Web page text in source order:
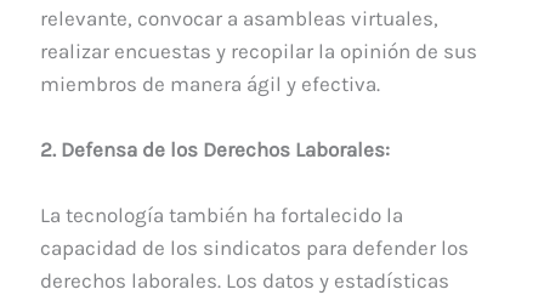
relevante, convocar a asambleas virtuales,
realizar encuestas y recopilar la opinión de sus
miembros de manera ágil y efectiva.
2. Defensa de los Derechos Laborales:
La tecnología también ha fortalecido la
capacidad de los sindicatos para defender los
derechos laborales. Los datos y estadísticas